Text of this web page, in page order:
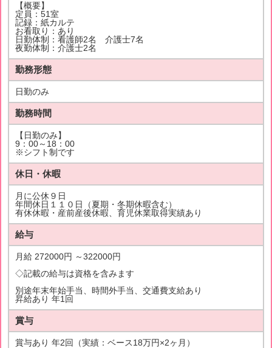
【概要】
定員：51室
記録：紙カルテ
お看取り：あり
日勤体制：看護師2名 介護士7名
夜勤体制：介護士2名
勤務形態
日勤のみ
勤務時間
【日勤のみ】
9：00～18：00
※シフト制です
休日・休暇
月に公休９日
年間休日１１０日（夏期・冬期休暇含む）
有休休暇・産前産後休暇、育児休業取得実績あり
給与
月給 272000円 ～322000円
◇記載の給与は資格を含みます
別途年末年始手当、時間外手当、交通費支給あり
昇給あり 年1回
賞与
賞与あり 年2回（実績：ベース18万円×2ヶ月）